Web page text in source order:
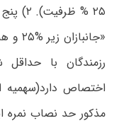
رزمندگان با